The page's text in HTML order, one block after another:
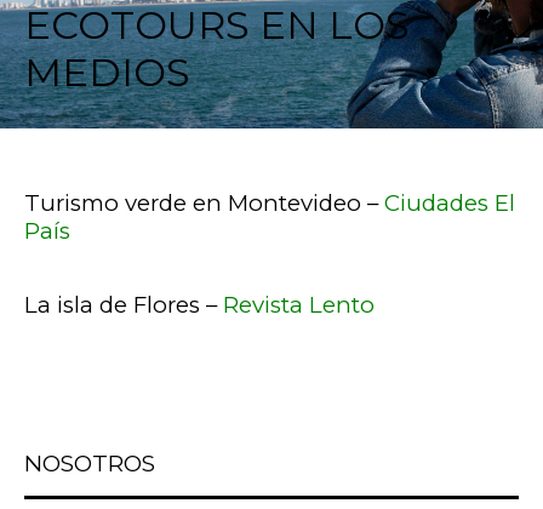
ECOTOURS EN LOS
MEDIOS
Turismo verde en Montevideo –Ciudades El
País
La isla de Flores – Revista Lento
NOSOTROS